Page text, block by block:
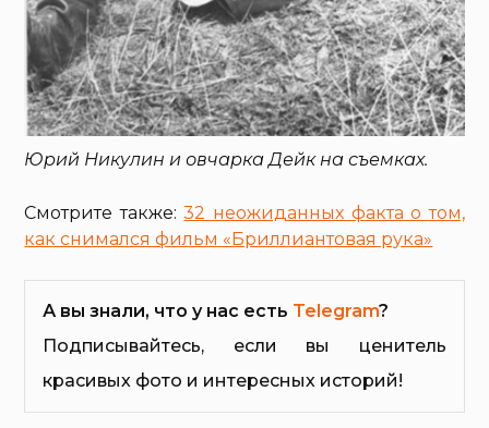
Юрий Никулин и овчарка Дейк на съемках.
Смотрите также:32 неожиданных факта о том,
как снимался фильм «Бриллиантовая рука»
А вы знали, что у нас есть Telegram?
Подписывайтесь, если вы ценитель
красивых фото и интересных историй!